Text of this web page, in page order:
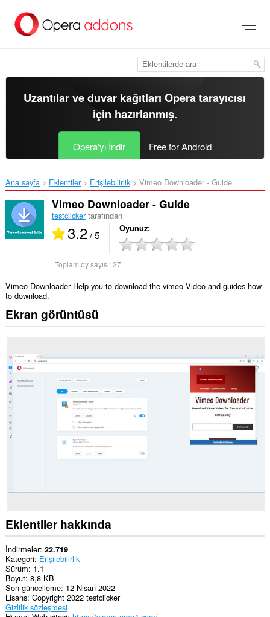
içeriğe
Uzantılar ve duvar kağıtlarıOpera tarayıcısı
için hazırlanmış.
Opera'yı İndir Free for Android
Ana sayfa Eklentiler Erişilebilirlik Vimeo Downloader - Guide‎
Vimeo Downloader - Guide
testclickertarafından
3.2/ 5 Oyunuz
Toplam oy sayısı:27
Vimeo Downloader Help you to download the vimeo Video and guides how
to download.
Ekran görüntüsü
Eklentiler hakkında
İndirmeler 22.719
Kategori Erişilebilirlik
Sürüm 1.1
Boyut 8,8 KB
Son güncelleme 12 Nisan 2022
Lisans Copyright 2022 testclicker
Gizlilik sözleşmesi